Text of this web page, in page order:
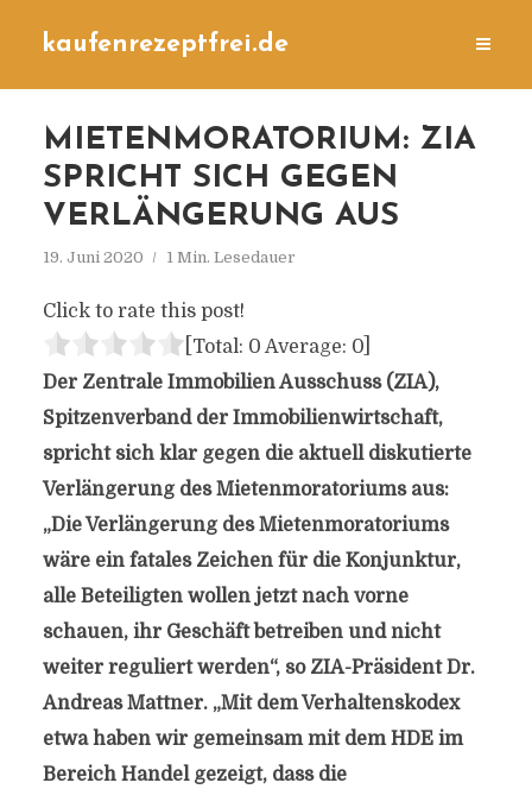
kaufenrezeptfrei.de
MIETENMORATORIUM: ZIA
SPRICHT SICH GEGEN
VERLÄNGERUNG AUS
19. Juni 2020 1 Min. Lesedauer
Click to rate this post!
[Total: 0 Average: 0]
Der Zentrale Immobilien Ausschuss (ZIA),
Spitzenverband der Immobilienwirtschaft,
spricht sich klar gegen die aktuell diskutierte
Verlängerung des Mietenmoratoriums aus:
„Die Verlängerung des Mietenmoratoriums
wäre ein fatales Zeichen für die Konjunktur,
alle Beteiligten wollen jetzt nach vorne
schauen, ihr Geschäft betreiben und nicht
weiter reguliert werden“, so ZIA-Präsident Dr.
Andreas Mattner. „Mit dem Verhaltenskodex
etwa haben wir gemeinsam mit dem HDE im
Bereich Handel gezeigt, dass die